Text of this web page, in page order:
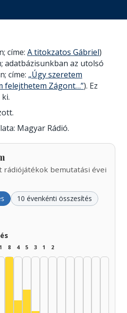
címe: A titokzatos Gábriel)
adatbázisunkban az utolsó
címe: „Úgy szeretem
felejthetem Zágont…”). Ez
Magyar Rádió.
rádiójátékok bemutatási évei
10 évenkénti összesítés
1 8 4 5 3 1 2